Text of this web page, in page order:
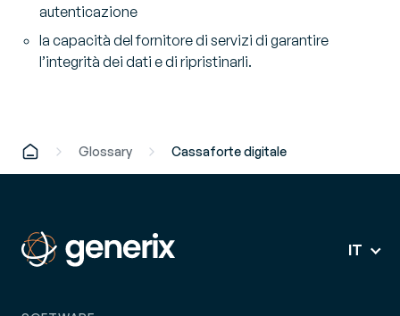
autenticazione
la capacità del fornitore di servizi di garantire
l’integrità dei dati e di ripristinarli.
Glossary Cassaforte digitale
IT